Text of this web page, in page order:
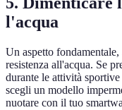
l'acqua
Un aspetto
resistenza all'acqua. Se
durante le attività
scegli un modello
nuotare con il tuo